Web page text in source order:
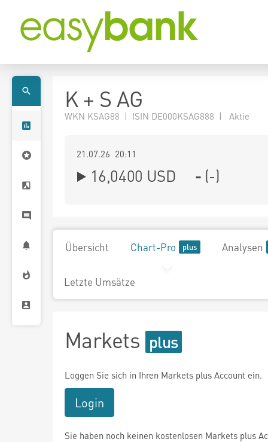
K + S AG
WKN KSAG88 | ISIN DE000KSAG888 | Aktie
21.07.26 20:11
16,0400 USD - (-)
Übersicht Chart-Pro Analysen
Letzte Umsätze
Markets
Loggen Sie sich in Ihren Markets plus Account ein.
Login
Sie haben noch keinen kostenlosen Markets plus